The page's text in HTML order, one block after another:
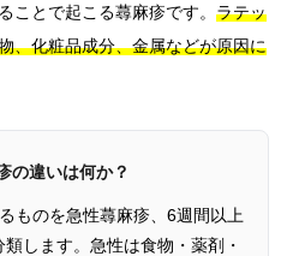
ことで起こる蕁麻疹です。 ラテッ
、化粧品成分、金属などが原因に
の違いは何か？
ものを急性蕁麻疹、6週間以上
します。急性は食物・薬剤・